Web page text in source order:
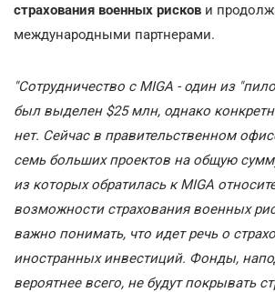
страхования военных рисков и
международными партнерами.
"Сотрудничество с MIGA - один из
был выделен $25 млн, однако
нет. Сейчас в правительственном
семь больших проектов на общую
из которых обратилась к MIGA
возможности страхования военных
важно понимать, что идет речь о
иностранных инвестиций. Фонды,
вероятнее всего, не будут покрывать